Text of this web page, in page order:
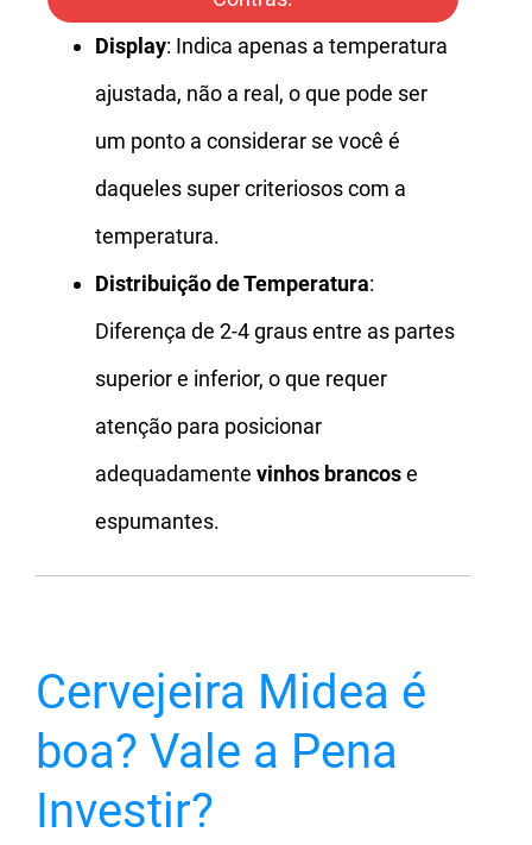
Display: Indica apenas a temperatura
ajustada, não a real, o que pode ser
um ponto a considerar se você é
daqueles super criteriosos com a
temperatura.
Distribuição de Temperatura:
Diferença de 2-4 graus entre as partes
superior e inferior, o que requer
atenção para posicionar
adequadamente vinhos brancose
espumantes.
Cervejeira Midea é
boa? Vale a Pena
Investir?